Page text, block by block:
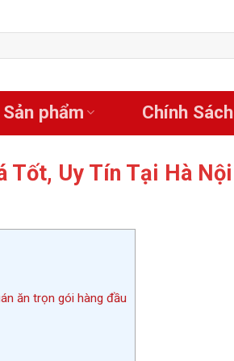
Sản phẩm Chính Sách
Tốt, Uy Tín Tại Hà Nội
ăn trọn gói hàng đầu